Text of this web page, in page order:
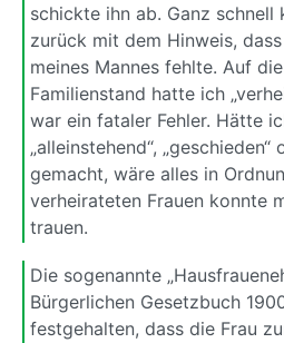
schickte ihn ab. Ganz
zurück mit dem Hinweis,
meines Mannes fehlte. Auf
Familienstand hatte ich
war ein fataler Fehler. Hätte
„alleinstehend“, „geschieden“
gemacht, wäre alles in
verheirateten Frauen konnte
trauen.
Die sogenannte
Bürgerlichen Gesetzbuch
festgehalten, dass die Frau